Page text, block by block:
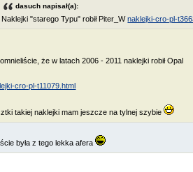
dasuch napisał(a):
Naklejki "starego Typu" robił Piter_Wnaklejki-cro-pl-
że w latach 2006 - 2011 naklejki robił Opal
cro-pl-t11079.html
takiej naklejki mam jeszcze na tylnej szybie
była z tego lekka afera